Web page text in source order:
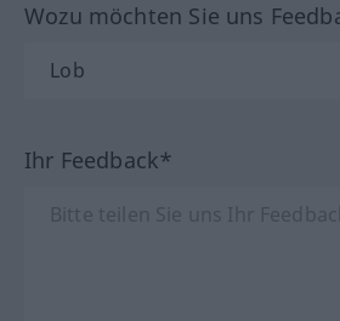
Wozu möchten Sie uns
Ihr Feedback*